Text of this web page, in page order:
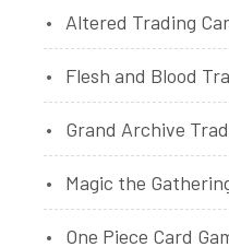
Altered Trading
Flesh and Blood
Grand Archive
Magic the
One Piece Card